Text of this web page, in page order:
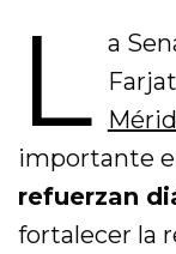
L a
Farjat
importante
refuerzan
fortalecer la